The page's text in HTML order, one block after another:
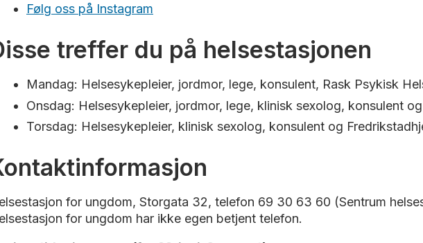
Følg oss på Instagram
treffer du på helsestasjonen
Mandag: Helsesykepleier, jordmor, lege, konsulent, Rask Psykisk
Onsdag: Helsesykepleier, jordmor, lege, klinisk sexolog, konsulent
Torsdag: Helsesykepleier, klinisk sexolog, konsulent og
for ungdom, Storgata 32, telefon 69 30 63 60 (Sentrum
for ungdom har ikke egen betjent telefon.